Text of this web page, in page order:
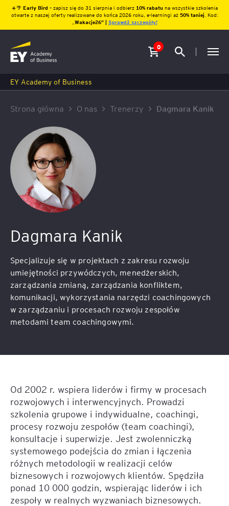
☀️🌴 Early Bird – zapisz się do 31 sierpnia i odbierz10% rabatu na wszystkie szkolenia
otwarte z naszej oferty realizowane do końca 2026 roku, e-learningi aż 50% taniej. Kod:
Wakacje26″ | Sprawdź szczegóły!
0
EY Academy of Business
Strona główna O nas Trenerzy Dagmara Kanik
Dagmara Kanik
Specjalizuje się w projektach z zakresu rozwoju
umiejętności przywódczych, menedżerskich,
zarządzania zmianą, zarządzania konfliktem,
komunikacji, wykorzystania narzędzi coachingowych
w zarządzaniu i procesach rozwoju zespołów
metodami team coachingowymi.
Od 2002 r. wspiera liderów i firmy w procesach
rozwojowych i interwencyjnych. Prowadzi
szkolenia grupowe i indywidualne, coachingi,
procesy rozwoju zespołów (team coachingi),
konsultacje i superwizje. Jest zwolenniczką
systemowego podejścia do zmian i łączenia
różnych metodologii w realizacji celów
biznesowych i rozwojowych klientów. Spędziła
ponad 10 000 godzin, wspierając liderów i ich
zespoły w realnych wyzwaniach biznesowych.